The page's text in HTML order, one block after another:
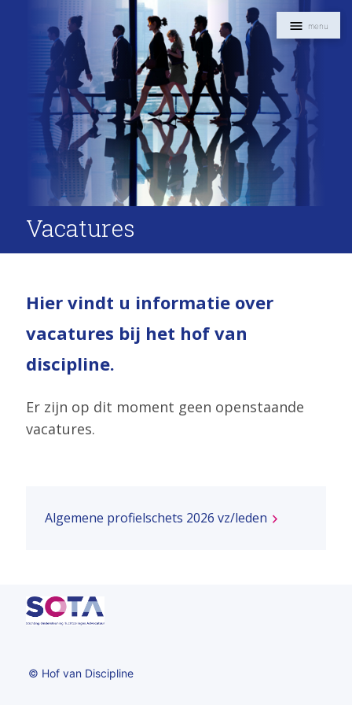
Vacatures
Intro
Hier vindt u informatie over
vacatures bij het hof van
discipline.
Er zijn op dit moment geen openstaande
vacatures.
profielschets
2026
Algemene profielschets 2026 vz/leden
© Hof van Discipline